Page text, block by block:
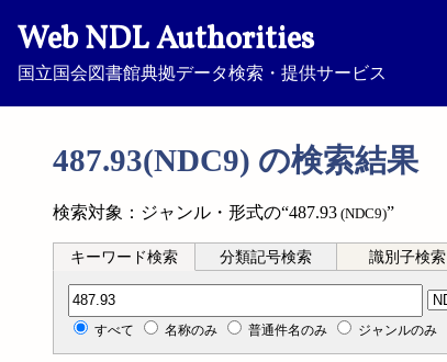
Web NDL Authorities
国立国会図書館典拠データ検索・提供サービス
487.93(NDC9) の検索結果
検索対象：ジャンル・形式の“487.93 (NDC9)”
キーワード検索 分類記号検索 識別子検索
分類記号検索
すべて 名称のみ 普通件名のみ ジャンルのみ